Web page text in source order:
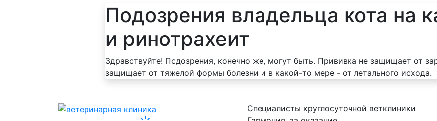
Подозрения владельца кота на
и ринотрахеит
Здравствуйте! Подозрения, конечно же, могут быть. Прививка не защищает от
защищает от тяжелой формы болезни и в какой-то мере - от летального исхода.
Специалисты круглосуточной ветклиники